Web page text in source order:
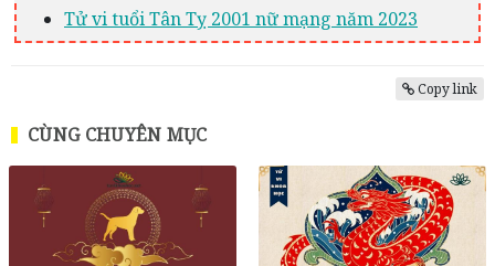
Tử vi tuổi Tân Tỵ 2001 nữ mạng năm 2023
Copy link
CÙNG CHUYÊN MỤC